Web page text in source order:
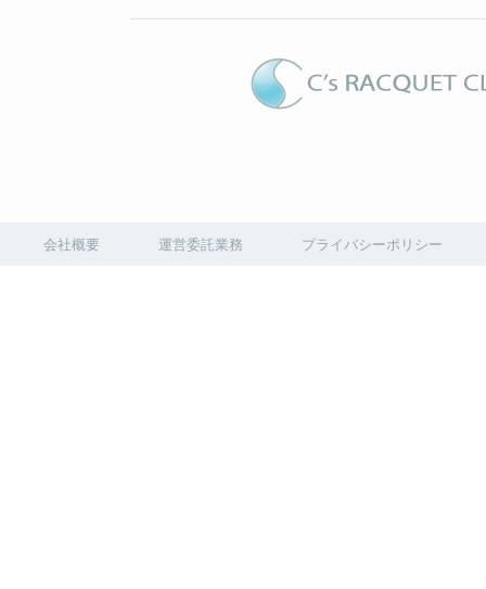
会社概要 運営委託業務 プライバシーポリシー